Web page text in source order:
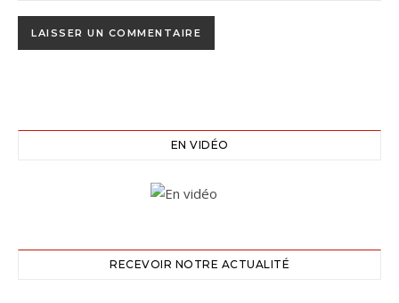
EN VIDÉO
RECEVOIR NOTRE ACTUALITÉ